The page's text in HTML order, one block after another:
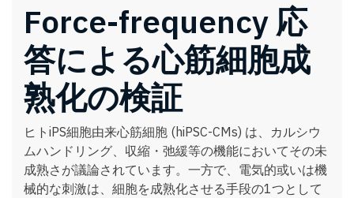
Force-frequency 応
答による心筋細胞成
熟化の検証
ヒトiPS細胞由来心筋細胞 (hiPSC-CMs) は、カルシウ
ムハンドリング、収縮・弛緩等の機能においてその未
成熟さが議論されています。一方で、電気的或いは機
械的な刺激は、細胞を成熟化させる⼿段の1つとして